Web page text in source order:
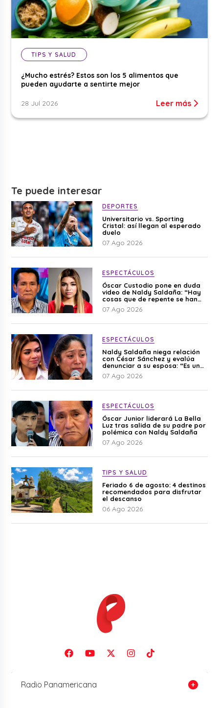
TIPS Y SALUD
¿Mucho estrés? Estos son los 5 alimentos que
pueden ayudarte a sentirte mejor
28 Jul 2026 Leer más
Te puede interesar
DEPORTES
Universitario vs. Sporting
Cristal: así llegan al esperado
duelo
07 Ago 2026
ESPECTÁCULOS
Óscar Custodio pone en duda
video de Naldy Saldaña: “Hay
cosas que de repente se han
editado”
07 Ago 2026
ESPECTÁCULOS
Naldy Saldaña niega relación
con César Sánchez y evalúa
denunciar a su esposa: “Es una
difamación”
07 Ago 2026
ESPECTÁCULOS
Óscar Junior liderará La Bella
Luz tras salida de su padre por
polémica con Naldy Saldaña
07 Ago 2026
TIPS Y SALUD
Feriado 6 de agosto: 4 destinos
recomendados para disfrutar
el descanso
06 Ago 2026
Radio Panamericana